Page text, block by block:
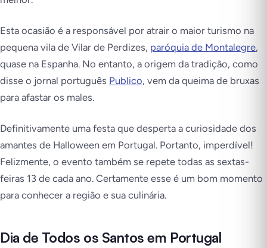
Esta ocasião é a responsável por atrair o maior turismo na
pequena vila de Vilar de Perdizes, paróquia de Montalegre,
quase na Espanha. No entanto, a origem da tradição, como
disse o jornal português Publico, vem da queima de bruxas
para afastar os males.
Definitivamente uma festa que desperta a curiosidade dos
amantes de Halloween em Portugal. Portanto, imperdível!
Felizmente, o evento também se repete todas as sextas-
feiras 13 de cada ano. Certamente esse é um bom momento
para conhecer a região e sua culinária.
Dia de Todos os Santos em Portugal